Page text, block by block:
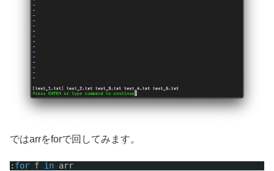
ではarrをforで回してみます。
: for f in arr